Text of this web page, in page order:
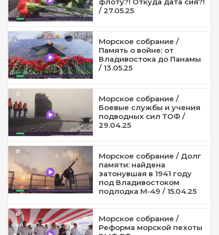
/ 27.05.25
Морское собрание /
Память о войне: от
Владивостока до Панамы
/ 13.05.25
Морское собрание /
Боевые службы и учения
подводных сил ТОФ /
29.04.25
Морское собрание / Долг
памяти: найдена
затонувшая в 1941 году
под Владивостоком
подлодка М-49 / 15.04.25
Морское собрание /
Реформа морской пехоты